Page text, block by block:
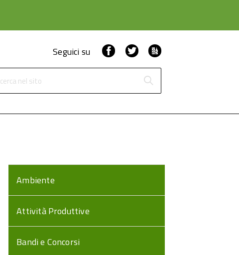
Seguici su FacebookTwitter
cerca nel sito
Ambiente
Attività Produttive
Bandi e Concorsi